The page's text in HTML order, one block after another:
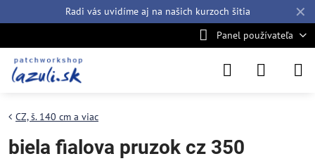
✕
Radi vás uvidíme aj na našich kurzoch šitia
Panel používateľa
CZ, š. 140 cm a viac
biela fialova pruzok cz 350